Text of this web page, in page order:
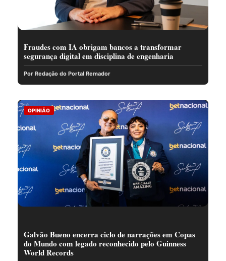
Fraudes com IA obrigam bancos a transformar
segurança digital em disciplina de engenharia
Por Redação do Portal Remador
OPINIÃO
Galvão Bueno encerra ciclo de narrações em Copas
do Mundo com legado reconhecido pelo Guinness
World Records